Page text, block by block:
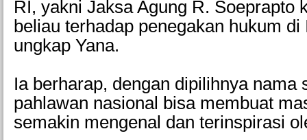
RI, yakni Jaksa Agung R. Soeprapto
beliau terhadap penegakan hukum di
ungkap Yana.
Ia berharap, dengan dipilihnya nama
pahlawan nasional bisa membuat
semakin mengenal dan terinspirasi